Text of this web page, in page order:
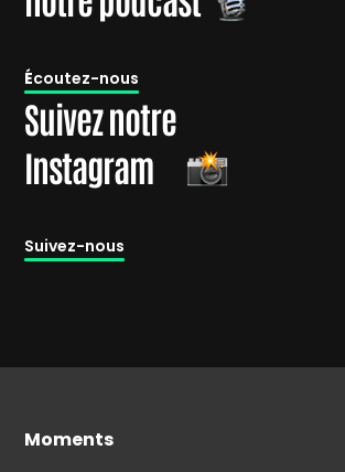
Écoutez-nous
Suivez notre
Instagram
Suivez-nous
Moments